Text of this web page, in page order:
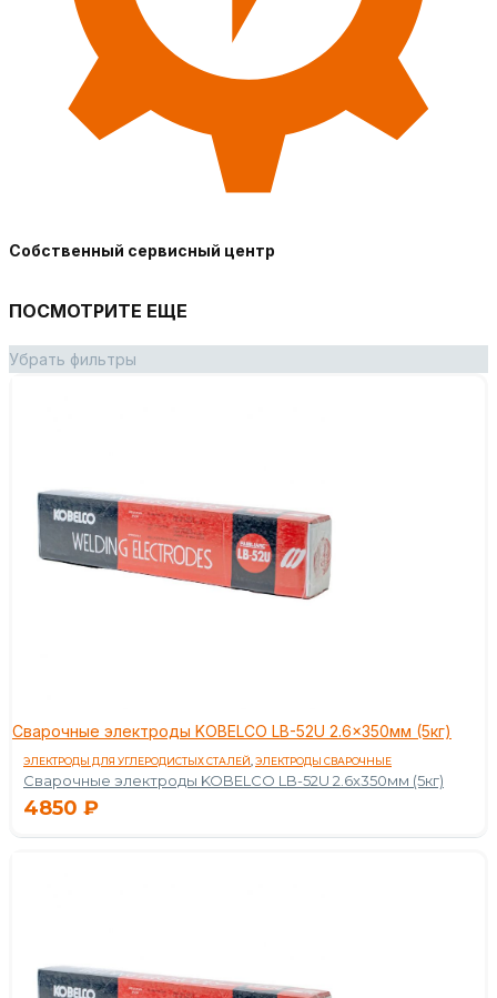
Собственный сервисный центр
ПОСМОТРИТЕ ЕЩЕ
Убрать фильтры
Сварочные электроды KOBELCO LB-52U 2.6x350мм (5кг)
ЭЛЕКТРОДЫ ДЛЯ УГЛЕРОДИСТЫХ СТАЛЕЙ ЭЛЕКТРОДЫ СВАРОЧНЫЕ
Сварочные электроды KOBELCO LB-52U 2.6x350мм (5кг)
4850 ₽